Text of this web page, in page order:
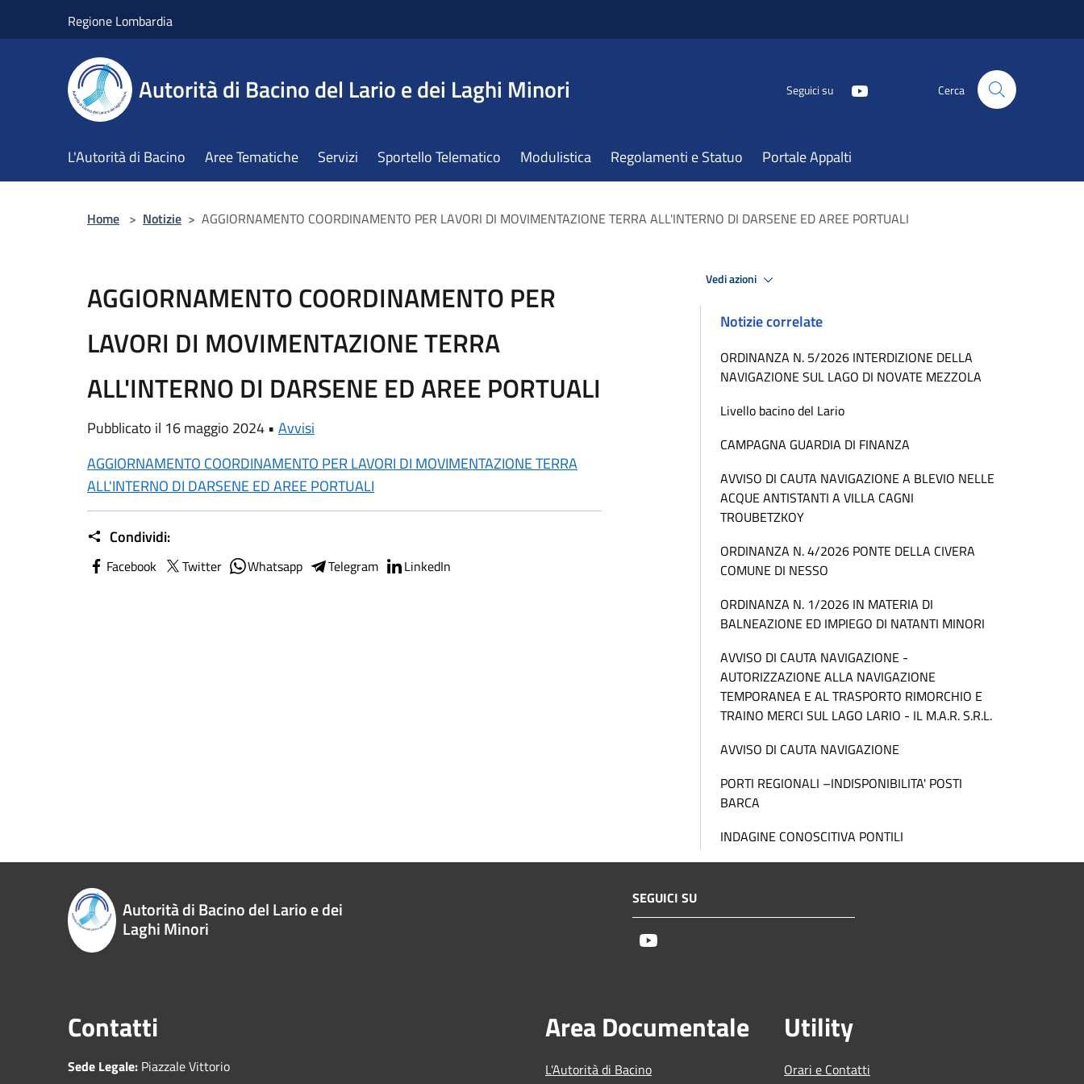
Regione Lombardia
Autorità di Bacino del Lario e dei Laghi Minori Seguici su Cerca
L'Autorità di Bacino Aree Tematiche Servizi Sportello Telematico Modulistica Regolamenti e Statuo Portale Appalti
Home > Notizie > AGGIORNAMENTO COORDINAMENTO PER LAVORI DI MOVIMENTAZIONE TERRA ALL'INTERNO DI DARSENE ED AREE PORTUALI
AGGIORNAMENTO COORDINAMENTO PER
LAVORI DI MOVIMENTAZIONE TERRA
ALL'INTERNO DI DARSENE ED AREE PORTUALI
Pubblicato il 16 maggio 2024 • Avvisi
AGGIORNAMENTO COORDINAMENTO PER LAVORI DI MOVIMENTAZIONE TERRA
ALL'INTERNO DI DARSENE ED AREE PORTUALI
Condividi:
Facebook Twitter Whatsapp Telegram LinkedIn
Vedi azioni
Notizie correlate
ORDINANZA N. 5/2026 INTERDIZIONE DELLA
NAVIGAZIONE SUL LAGO DI NOVATE MEZZOLA
Livello bacino del Lario
CAMPAGNA GUARDIA DI FINANZA
AVVISO DI CAUTA NAVIGAZIONE A BLEVIO NELLE
ACQUE ANTISTANTI A VILLA CAGNI
TROUBETZKOY
ORDINANZA N. 4/2026 PONTE DELLA CIVERA
COMUNE DI NESSO
ORDINANZA N. 1/2026 IN MATERIA DI
BALNEAZIONE ED IMPIEGO DI NATANTI MINORI
AVVISO DI CAUTA NAVIGAZIONE -
AUTORIZZAZIONE ALLA NAVIGAZIONE
TEMPORANEA E AL TRASPORTO RIMORCHIO E
TRAINO MERCI SUL LAGO LARIO - IL M.A.R. S.R.L.
AVVISO DI CAUTA NAVIGAZIONE
PORTI REGIONALI –INDISPONIBILITA' POSTI
BARCA
INDAGINE CONOSCITIVA PONTILI
Autorità di Bacino del Lario e dei
Laghi Minori
SEGUICI SU
Contatti
Sede Legale: Piazzale Vittorio
Area Documentale
L'Autorità di Bacino
Utility
Orari e Contatti